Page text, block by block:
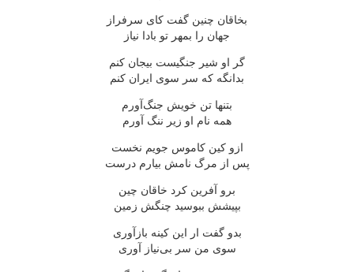
بخاقان چنین گفت کای سرفراز
جهان را بمهر تو بادا نیاز
گر او شیر جنگیست بیجان کنم
بدانگه که سر سوی ایران کنم
بتنها تن خویش جنگ‌آورم
همه نام او زیر ننگ آورم
ازو کین کاموس جویم نخست
پس از مرگ نامش بیارم درست
برو آفرین کرد خاقان چین
بپیشش ببوسید چنگش زمین
بدو گفت ار این کینه بازآوری
سوی من سر بی‌نیاز آوری